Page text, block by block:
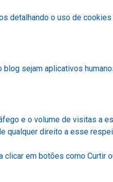
detalhando o uso de
sejam aplicativos
e o volume de visitas a
direito a esse
em botões como Curtir